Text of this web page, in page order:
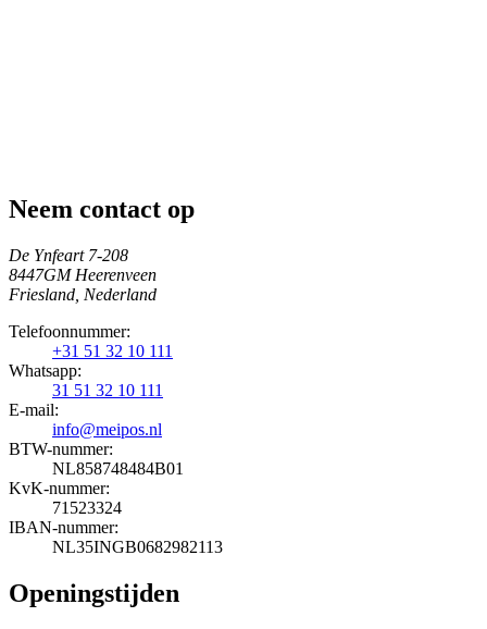
Neem contact op
De Ynfeart 7-208
8447GM Heerenveen
Friesland, Nederland
Telefoonnummer:
+31 51 32 10 111
Whatsapp:
31 51 32 10 111
E-mail:
info@meipos.nl
BTW-nummer:
NL858748484B01
KvK-nummer:
71523324
IBAN-nummer:
NL35INGB0682982113
Openingstijden